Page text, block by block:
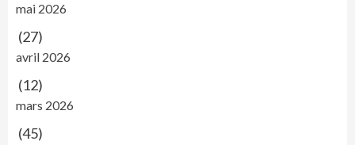
mai 2026
(27)
avril 2026
(12)
mars 2026
(45)